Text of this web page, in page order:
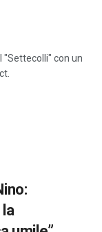
"Settecolli" con un